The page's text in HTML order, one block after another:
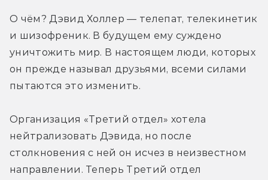
О чём? Дэвид Холлер — телепат, телекинетик
и шизофреник. В будущем ему суждено
уничтожить мир. В настоящем люди, которых
он прежде называл друзьями, всеми силами
пытаются это изменить.
Организация «Третий отдел» хотела
нейтрализовать Дэвида, но после
столкновения с ней он исчез в неизвестном
направлении. Теперь Третий отдел